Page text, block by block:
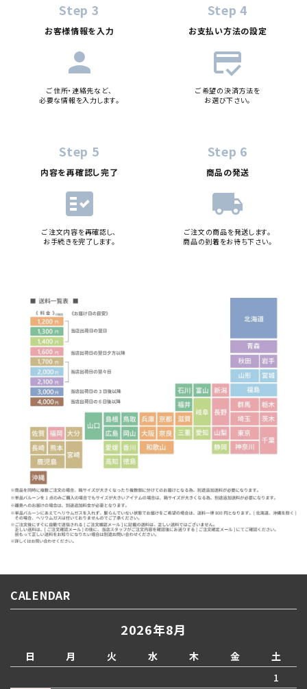
Step 3
お客様情報を入力
person
ご住所・連絡先など、
必要な情報を入力します。
Step 4
お支払い方法の設定
credit_score
ご希望の決済方法を
お選び下さい。
Step 5
内容を再確認し完了
fact_check
ご注文内容を再確認し、
お手続きを完了します。
Step 6
商品の発送
local_shipping
ご注文の商品を発送します。
商品の到着をお待ち下さい。
CALENDAR
2026年8月
日 月 火 水 木 金
土
1